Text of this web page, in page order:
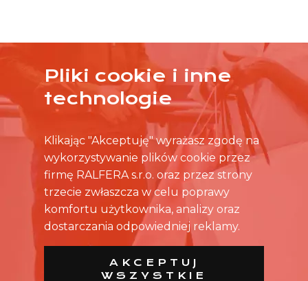
ŻADNA OFERTA CIĘ NIE ZAINTERESOWAŁA?
SKONTAKTUJ SIĘ BEZPOŚREDNIO ZE SKLEPEM.
Pliki cookie i inne
technologie
Klikając "Akceptuję" wyrażasz zgodę na
wykorzystywanie plików cookie przez
firmę RALFERA s.r.o. oraz przez strony
trzecie zwłaszcza w celu poprawy
komfortu użytkownika, analizy oraz
dostarczania odpowiedniej reklamy.
AKCEPTUJ
WSZYSTKIE